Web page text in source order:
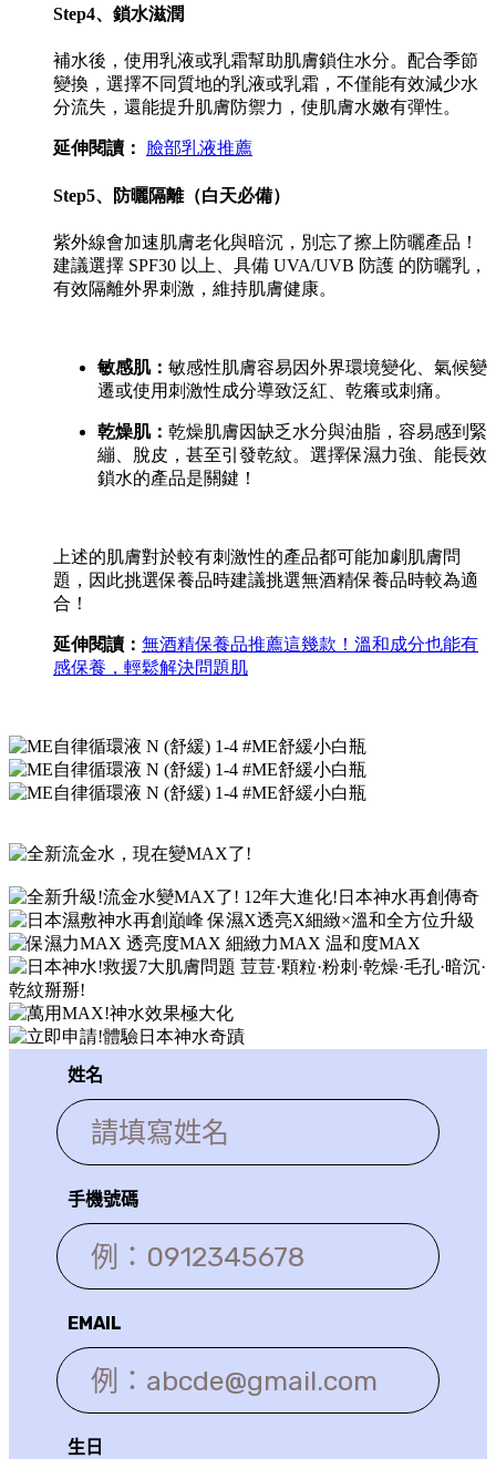
Step4、鎖水滋潤
補水後，使用乳液或乳霜幫助肌膚鎖住水分。配合季節
變換，選擇不同質地的乳液或乳霜，不僅能有效減少水
分流失，還能提升肌膚防禦力，使肌膚水嫩有彈性。
延伸閱讀： 臉部乳液推薦
Step5、防曬隔離（白天必備）
紫外線會加速肌膚老化與暗沉，別忘了擦上防曬產品！
建議選擇 SPF30 以上、具備 UVA/UVB 防護 的防曬乳，
有效隔離外界刺激，維持肌膚健康。
敏感肌： 敏感性肌膚容易因外界環境變化、氣候變
遷或使用刺激性成分導致泛紅、乾癢或刺痛。
乾燥肌： 乾燥肌膚因缺乏水分與油脂，容易感到緊
繃、脫皮，甚至引發乾紋。選擇保濕力強、能長效
鎖水的產品是關鍵！
上述的肌膚對於較有刺激性的產品都可能加劇肌膚問
題，因此挑選保養品時建議挑選無酒精保養品時較為適
合！
延伸閱讀： 無酒精保養品推薦這幾款！溫和成分也能有
感保養，輕鬆解決問題肌